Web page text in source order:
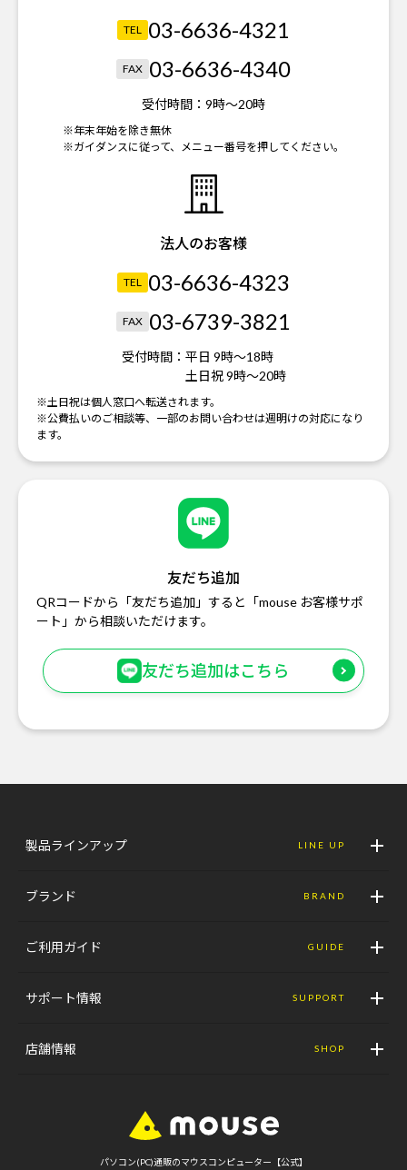
TEL 03-6636-4321
FAX 03-6636-4340
受付時間： 9時～20時
※年末年始を除き無休
※ガイダンスに従って、メニュー番号を押してください。
法人のお客様
TEL 03-6636-4323
FAX 03-6739-3821
受付時間： 平日 9時～18時
土日祝 9時～20時
※土日祝は個人窓口へ転送されます。
※公費払いのご相談等、一部のお問い合わせは週明けの対応になり
ます。
友だち追加
QRコードから「友だち追加」すると「mouse お客様サポ
ート」から相談いただけます。
友だち追加はこちら
製品ラインアップ LINE UP
ブランド BRAND
ご利用ガイド GUIDE
サポート情報 SUPPORT
店舗情報 SHOP
パソコン(PC)通販のマウスコンピューター【公式】